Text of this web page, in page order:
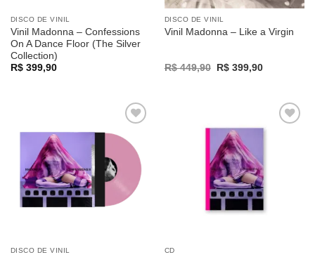
DISCO DE VINIL
Vinil Madonna – Confessions
On A Dance Floor (The Silver
Collection)
R$399,90
DISCO DE VINIL
Vinil Madonna – Like a Virgin
R$449,90
Original
R$399,90Current
Adicionar
a lista de
desejos
DISCO DE VINIL CD